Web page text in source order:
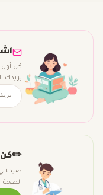
كن أول
بريدك
✏️كن
الصحة